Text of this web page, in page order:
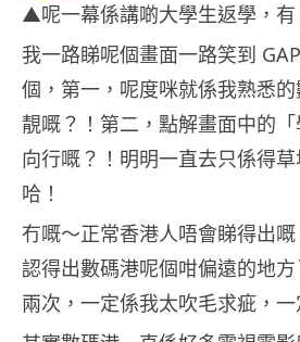
▲呢一幕係講啲大學生返學，
我一路睇呢個畫面一路笑到
個，第一，呢度咪就係我熟悉
靚嘅？！第二，點解畫面中的
向行嘅？！明明一直去只係得
哈！
冇嘅～正常香港人唔會睇得出
認得出數碼港呢個咁偏遠的地
兩次，一定係我太吹毛求疵，一